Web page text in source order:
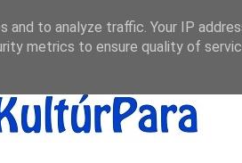
to analyze traffic. Your IP
metrics to ensure quality of